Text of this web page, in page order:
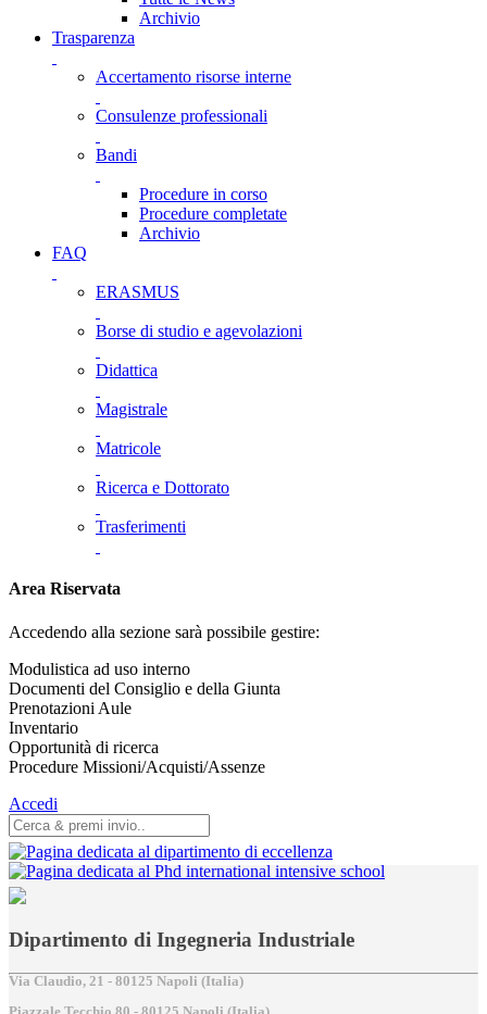
Archivio
Trasparenza
Accertamento risorse interne
Consulenze professionali
Bandi
Procedure in corso
Procedure completate
Archivio
FAQ
ERASMUS
Borse di studio e agevolazioni
Didattica
Magistrale
Matricole
Ricerca e Dottorato
Trasferimenti
Area Riservata
Accedendo alla sezione sarà possibile gestire:
Modulistica ad uso interno
Documenti del Consiglio e della Giunta
Prenotazioni Aule
Inventario
Opportunità di ricerca
Procedure Missioni/Acquisti/Assenze
Accedi
Dipartimento di Ingegneria Industriale
Via Claudio, 21 - 80125 Napoli (Italia)